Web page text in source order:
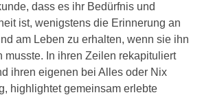
dass es ihr Bedürfnis und
ist, wenigstens die Erinnerung an
am Leben zu erhalten, wenn sie ihn
musste. In ihren Zeilen rekapituliert
ihren eigenen bei Alles oder Nix
highlightet gemeinsam erlebte